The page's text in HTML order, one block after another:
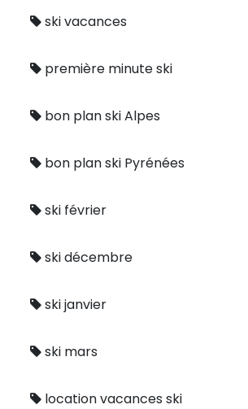
ski vacances
première minute ski
bon plan ski Alpes
bon plan ski Pyrénées
ski février
ski décembre
ski janvier
ski mars
location vacances ski